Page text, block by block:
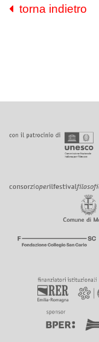
torna indietro